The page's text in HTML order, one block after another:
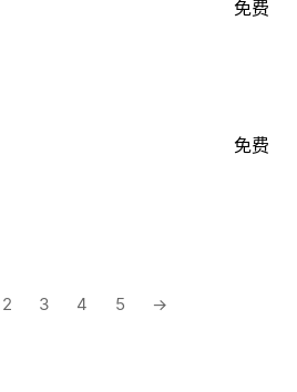
免费
免费
2 3 4 5 →